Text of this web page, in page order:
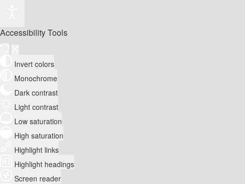
Accessibility Tools
Invert colors
Monochrome
Dark contrast
Light contrast
Low saturation
High saturation
Highlight links
Highlight headings
Screen reader